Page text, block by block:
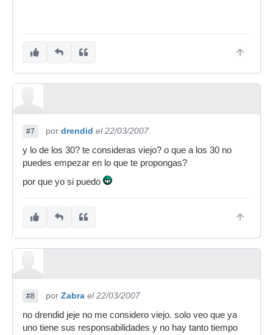
#7 por drendid el 22/03/2007
y lo de los 30? te consideras viejo? o que a los 30 no
puedes empezar en lo que te propongas?
por que yo si puedo
#8 por Zabra el 22/03/2007
no drendid jeje no me considero viejo. solo veo que ya
uno tiene sus responsabilidades y no hay tanto tiempo